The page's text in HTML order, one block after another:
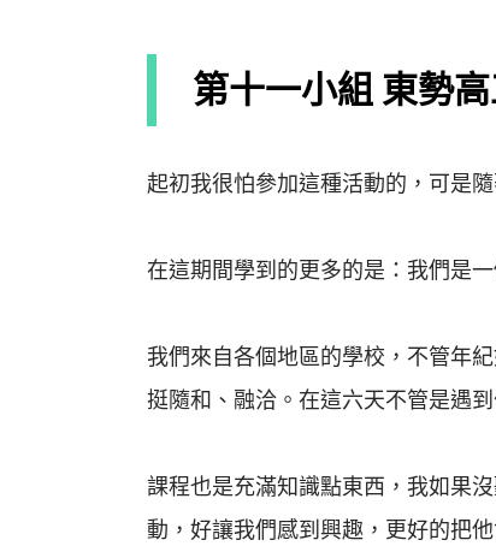
第十一小組 東勢
起初我很怕參加這種活動的，可是
在這期間學到的更多的是：我們是
我們來自各個地區的學校，不管年
挺隨和、融洽。在這六天不管是遇
課程也是充滿知識點東西，我如果
動，好讓我們感到興趣，更好的把